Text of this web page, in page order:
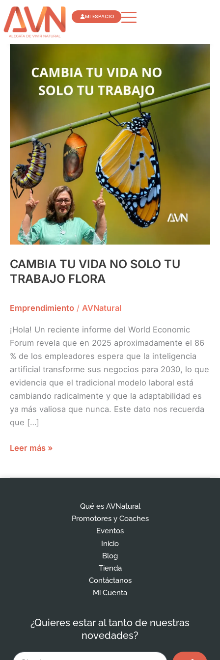
contenido
MI ESPACIO
CAMBIA TU VIDA NO SOLO TU
TRABAJO FLORA
Emprendimiento / AVNatural
¡Hola! Un reciente informe del World Economic
Forum revela que en 2025 aproximadamente el 86
% de los empleadores espera que la inteligencia
artificial transforme sus negocios para 2030, lo que
evidencia que el tradicional modelo laboral está
cambiando radicalmente y que la adaptabilidad es
ya más valiosa que nunca. Este dato nos recuerda
que […]
TU
TRABAJO
FLORA
Leer más »
Qué es AVNatural
Promotores y Coaches
Eventos
Inicio
Blog
Tienda
Contáctanos
Mi Cuenta
¿Quieres estar al tanto de nuestras
novedades?
Email Enviar